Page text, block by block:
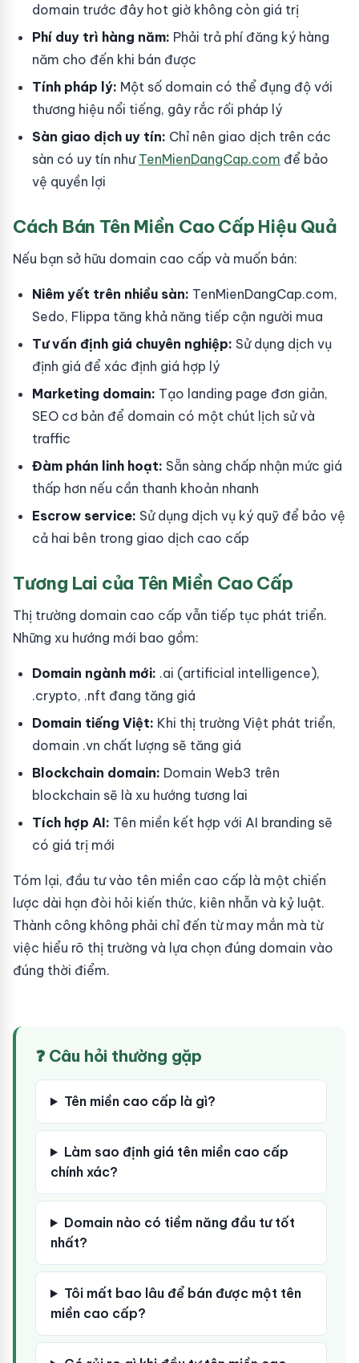
domain trước đây hot giờ không còn giá trị
Phí duy trì hàng năm: Phải trả phí đăng ký hàng
năm cho đến khi bán được
Tính pháp lý: Một số domain có thể đụng độ với
thương hiệu nổi tiếng, gây rắc rối pháp lý
Sàn giao dịch uy tín: Chỉ nên giao dịch trên các
sàn có uy tín như TenMienDangCap.com để bảo
vệ quyền lợi
Cách Bán Tên Miền Cao Cấp Hiệu Quả
Nếu bạn sở hữu domain cao cấp và muốn bán:
Niêm yết trên nhiều sàn: TenMienDangCap.com,
Sedo, Flippa tăng khả năng tiếp cận người mua
Tư vấn định giá chuyên nghiệp: Sử dụng dịch vụ
định giá để xác định giá hợp lý
Marketing domain: Tạo landing page đơn giản,
SEO cơ bản để domain có một chút lịch sử và
traffic
Đàm phán linh hoạt: Sẵn sàng chấp nhận mức giá
thấp hơn nếu cần thanh khoản nhanh
Escrow service: Sử dụng dịch vụ ký quỹ để bảo vệ
cả hai bên trong giao dịch cao cấp
Tương Lai của Tên Miền Cao Cấp
Thị trường domain cao cấp vẫn tiếp tục phát triển.
Những xu hướng mới bao gồm:
Domain ngành mới: .ai (artificial intelligence),
.crypto, .nft đang tăng giá
Domain tiếng Việt: Khi thị trường Việt phát triển,
domain .vn chất lượng sẽ tăng giá
Blockchain domain: Domain Web3 trên
blockchain sẽ là xu hướng tương lai
Tích hợp AI: Tên miền kết hợp với AI branding sẽ
có giá trị mới
Tóm lại, đầu tư vào tên miền cao cấp là một chiến
lược dài hạn đòi hỏi kiến thức, kiên nhẫn và kỷ luật.
Thành công không phải chỉ đến từ may mắn mà từ
việc hiểu rõ thị trường và lựa chọn đúng domain vào
đúng thời điểm.
❓ Câu hỏi thường gặp
Tên miền cao cấp là gì?
Làm sao định giá tên miền cao cấp
chính xác?
Domain nào có tiềm năng đầu tư tốt
nhất?
Tôi mất bao lâu để bán được một tên
miền cao cấp?